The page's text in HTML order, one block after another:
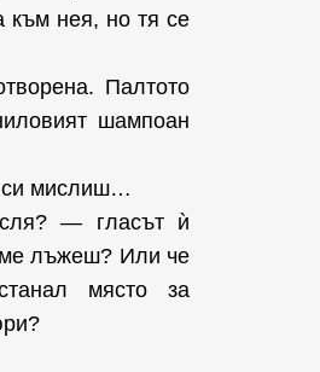
към нея, но тя се
Палтото
шампоан
си мислиш…
— гласът ѝ
лъжеш? Или че
място за